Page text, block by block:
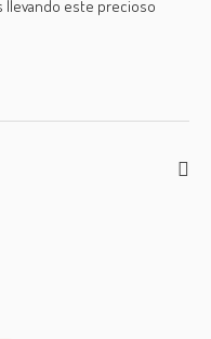
llevando este precioso